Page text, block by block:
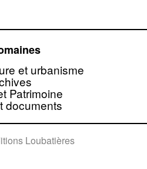
un
et urbanisme
Patrimoine
documents
Loubatières